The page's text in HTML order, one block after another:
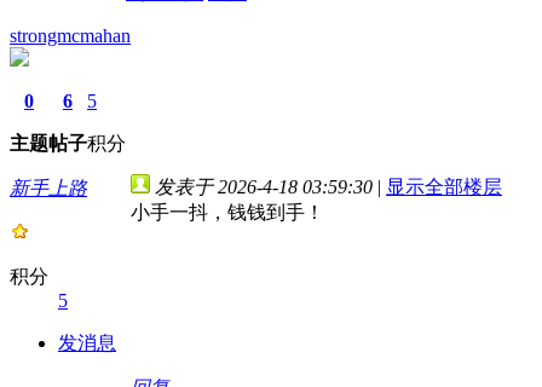
strongmcmahan
0
主题
6
帖子
5
积分
新手上路
积分
5
发消息
发表于 2026-4-18 03:59:30 | 显示全部楼层
小手一抖，钱钱到手！